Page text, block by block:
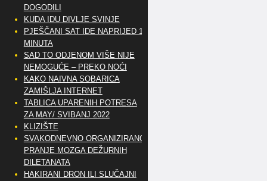
DOGODILI
KUDA IDU DIVLJE SVINJE
PJEŠČANI SAT IDE NAPRIJED 10
MINUTA
SAD TO ODJENOM VIŠE NIJE
NEMOGUĆE – PREKO NOĆI
KAKO NAIVNA SOBARICA
ZAMIŠLJA INTERNET
TABLICA UPARENIH POTRESA
ZA MAY/ SVIBANJ 2022
KLIZIŠTE
SVAKODNEVNO ORGANIZIRANO
PRANJE MOZGA DEŽURNIH
DILETANATA
HAKIRANI DRON ILI SLUČAJNI